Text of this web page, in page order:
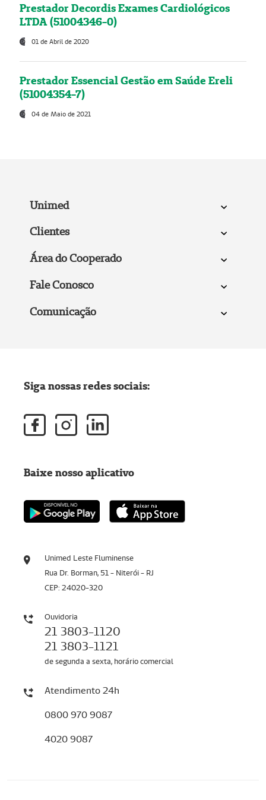
Prestador Decordis Exames Cardiológicos
LTDA (51004346-0)
01 de Abril de 2020
Prestador Essencial Gestão em Saúde Ereli
(51004354-7)
04 de Maio de 2021
Unimed
Clientes
Área do Cooperado
Fale Conosco
Comunicação
Unimed Leste Fluminense
Rua Dr. Borman, 51 - Niterói - RJ
CEP: 24020-320
Ouvidoria
21 3803-1120
21 3803-1121
de segunda a sexta, horário comercial
Atendimento 24h
0800 970 9087
4020 9087
Siga nossas redes sociais:
Baixe nosso aplicativo